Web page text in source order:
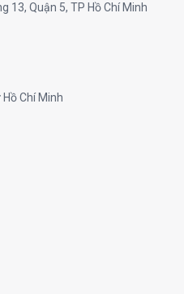
13, Quận 5, TP Hồ Chí Minh
Chí Minh